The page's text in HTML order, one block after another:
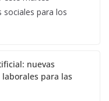
sociales para los
nuevas
para las